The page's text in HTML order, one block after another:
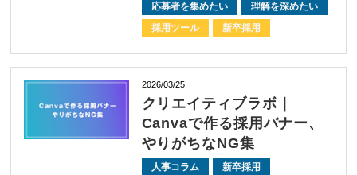
応募者を集めたい
理解を深めたい
採用ツール
新卒採用
2026/03/25
クリエイティブラボ｜
Canvaで作る採用バナー、
やりがちなNG集
人事コラム
新卒採用